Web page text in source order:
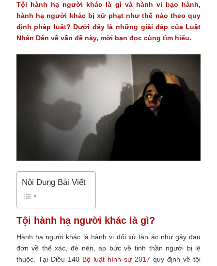
Tội hành hạ người khác là gì và hành vi bạo hành,
hành hạ người khác bị xử phạt như thế nào theo quy
định pháp luật? Dưới đây là những giải đáp của Luật
Nhân Dân về vấn đề này, mời bạn đọc cùng tìm hiểu.
Nội Dung Bài Viết
Tội hành hạ người khác là gì?
Hành hạ người khác là hành vi đối xử tàn ác như gây đau
đớn về thể xác, đè nén, áp bức về tinh thần người bị lệ
thuộc. Tại Điều 140 Bộ luật hình sự 2017 quy định về tội